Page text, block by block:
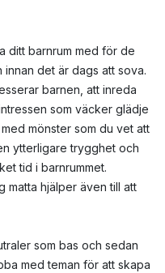
ditt barnrum med för de
innan det är dags att sova.
barnen, att inreda
som väcker glädje
mönster som du vet att
ytterligare trygghet och
tid i barnrummet.
matta hjälper även till att
som bas och sedan
med teman för att skapa